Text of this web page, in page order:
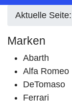
Aktuelle Seite:
Marken
Abarth
Alfa Romeo
DeTomaso
Ferrari